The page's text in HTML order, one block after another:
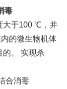
毒
大于100 ℃，并
的微生物机体
的。 实现杀
合消毒